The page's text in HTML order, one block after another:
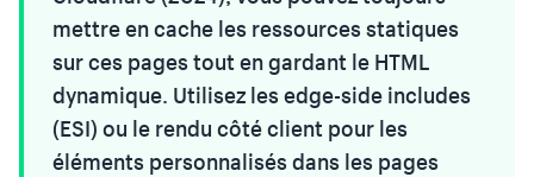
mettre en cache les ressources statiques
sur ces pages tout en gardant le HTML
dynamique. Utilisez les edge-side includes
(ESI) ou le rendu côté client pour les
éléments personnalisés dans les pages